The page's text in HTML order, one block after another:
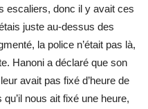
escaliers, donc il y avait ces
juste au-dessus des
la police n’était pas là,
Hanoni a déclaré que son
avait pas fixé d’heure de
nous ait fixé une heure,